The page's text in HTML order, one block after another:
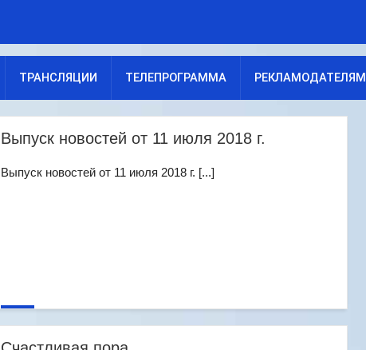
ТРАНСЛЯЦИИ ТЕЛЕПРОГРАММА РЕКЛАМОДАТЕЛЯМ
Выпуск новостей от 11 июля 2018 г.
Выпуск новостей от 11 июля 2018 г. [...]